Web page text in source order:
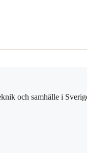
och samhälle i